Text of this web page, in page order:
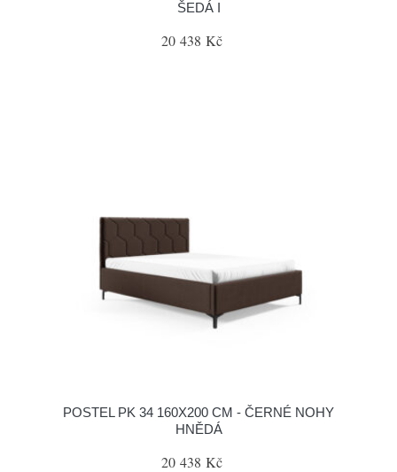
ŠEDÁ I
20 438 Kč
POSTEL PK 34 160X200 CM - ČERNÉ NOHY
HNĚDÁ
20 438 Kč